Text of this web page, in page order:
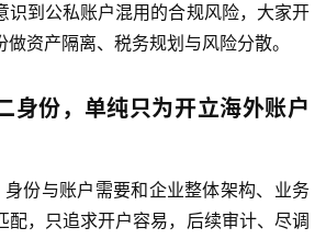
识到公私账户混用的合规风险，大家开
资产隔离、税务规划与风险分散。
身份，单纯只为开立海外账户
份与账户需要和企业整体架构、业务
配，只追求开户容易，后续审计、尽调